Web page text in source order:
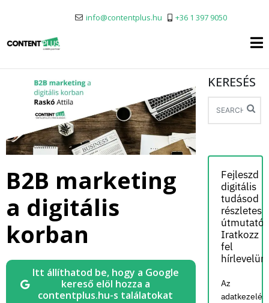
info@contentplus.hu +36 1 397 9050
B2B marketing
a digitális
korban
Itt állíthatod be, hogy a Google
kereső elöl hozza a
contentplus.hu-s találatokat
KERESÉS
Fejleszd
digitális
tudásod
részletes
Iratkozz
fel
Az